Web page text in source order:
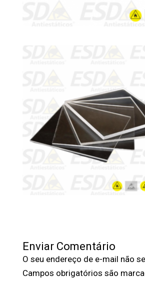
Enviar Comentário
O seu endereço de e-mail não
Campos obrigatórios são